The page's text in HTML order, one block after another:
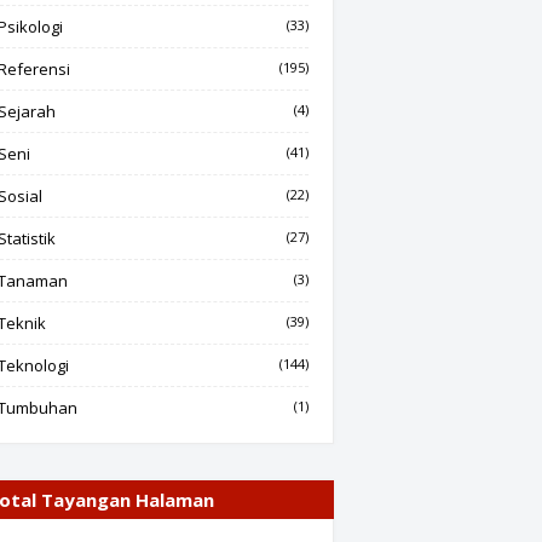
(33)
(195)
(4)
(41)
(22)
(27)
(3)
(39)
(144)
(1)
Tayangan Halaman